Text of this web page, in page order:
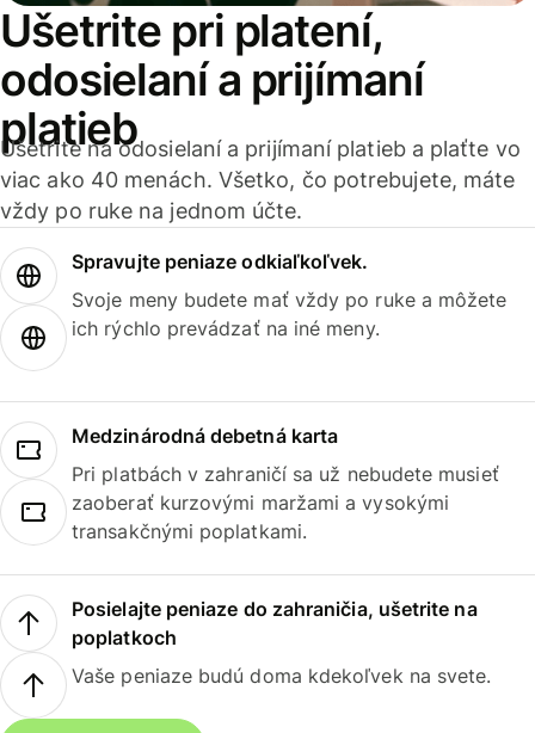
Ušetrite pri platení,
odosielaní a prijímaní
platieb
Ušetrite na odosielaní a prijímaní platieb a plaťte vo
viac ako 40 menách. Všetko, čo potrebujete, máte
vždy po ruke na jednom účte.
Spravujte peniaze odkiaľkoľvek.
Svoje meny budete mať vždy po ruke a môžete
ich rýchlo prevádzať na iné meny.
Medzinárodná debetná karta
Pri platbách v zahraničí sa už nebudete musieť
zaoberať kurzovými maržami a vysokými
transakčnými poplatkami.
Posielajte peniaze do zahraničia, ušetrite na
poplatkoch
Vaše peniaze budú doma kdekoľvek na svete.